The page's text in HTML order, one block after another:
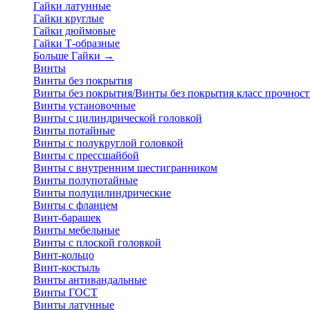
Гайки латунные
Гайки круглые
Гайки дюймовые
Гайки Т-образные
Больше Гайки →
Винты
Винты без покрытия
Винты без покрытия/Винты без покрытия класс
Винты установочные
Винты с цилиндрической головкой
Винты потайные
Винты с полукруглой головкой
Винты с прессшайбой
Винты с внутренним шестигранником
Винты полупотайные
Винты полуцилиндрические
Винты с фланцем
Винт-барашек
Винты мебельные
Винты с плоской головкой
Винт-кольцо
Винт-костыль
Винты антивандальные
Винты ГОСТ
Винты латунные